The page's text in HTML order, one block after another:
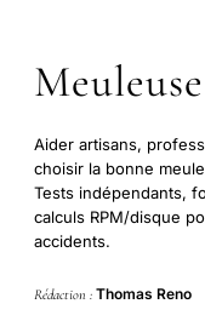
Aider artisans,
choisir la bonne
Tests indépendants,
calculs RPM/disque
accidents.
Rédaction : Thomas Reno